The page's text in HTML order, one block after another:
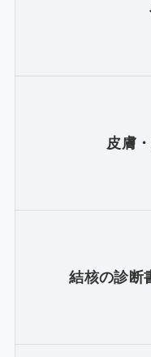
皮膚
結核の診断